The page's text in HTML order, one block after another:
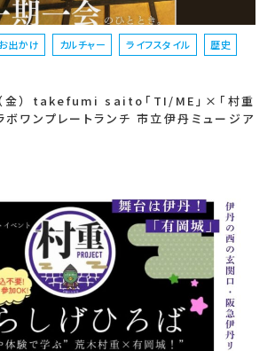
出かけ カルチャー ライフスタイル 歴史
（金） takefumi saito「TI/ME」×「村重
ボワンプレートランチ 市立伊丹ミュージア